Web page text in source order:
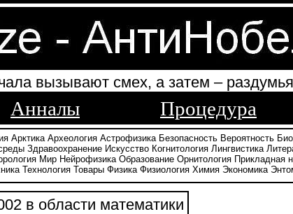
вызывают смех, а затем – раздумья
Анналы Процедура
Арктика Археология Астрофизика Безопасность Вероятность
Здравоохранение Искусство Когнитология Лингвистика
Мир Нейрофизика Образование Орнитология Прикладная
Технология Товары Физика Физиология Химия Экономика
в области математики